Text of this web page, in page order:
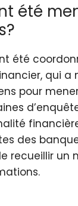
été
été
qui a
pour
des
recueillir un